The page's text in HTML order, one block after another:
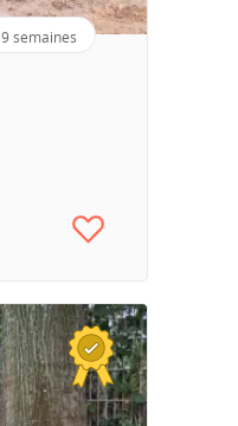
9 semaines